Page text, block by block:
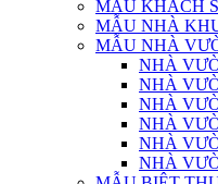
MẪU KHÁCH
MẪU NHÀ
MẪU NHÀ
NHÀ
NHÀ
NHÀ
NHÀ
NHÀ
NHÀ